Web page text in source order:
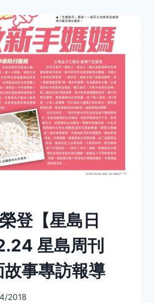
登【星島日
星島周刊
事專訪報導
2018